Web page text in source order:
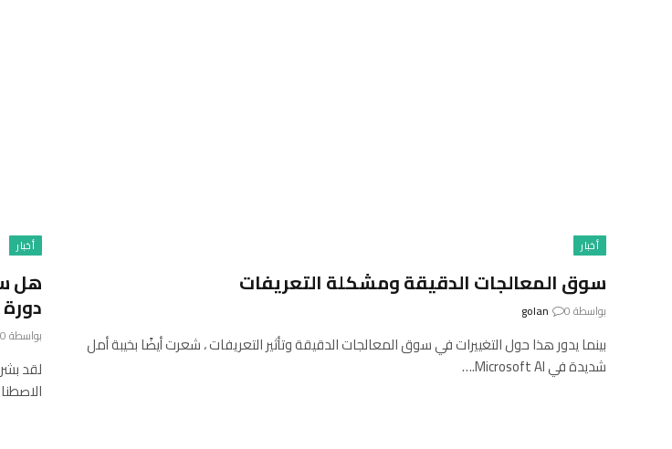
أخبار
سوق المعالجات الدقيقة ومشكلة التعريفات
بواسطة golan 0
بينما يدور هذا حول التغييرات في سوق المعالجات الدقيقة وتأثير التعريفات ، شعرت أيضًا بخيبة أمل
شديدة في Microsoft AI.…
أخبار
هل
بواسطة0